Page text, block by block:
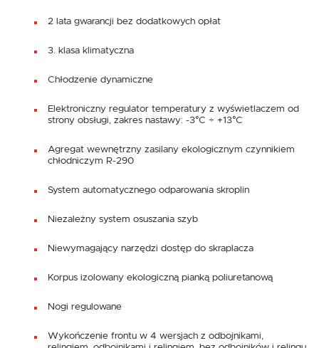
2 lata gwarancji bez dodatkowych opłat
3. klasa klimatyczna
Chłodzenie dynamiczne
Elektroniczny regulator temperatury z wyświetlaczem od
strony obsługi, zakres nastawy: -3°C ÷ +13°C
Agregat wewnętrzny zasilany ekologicznym czynnikiem
chłodniczym R-290
System automatycznego odparowania skroplin
Niezależny system osuszania szyb
Niewymagający narzędzi dostęp do skraplacza
Korpus izolowany ekologiczną pianką poliuretanową
Nogi regulowane
Wykończenie frontu w 4 wersjach z odbojnikami,